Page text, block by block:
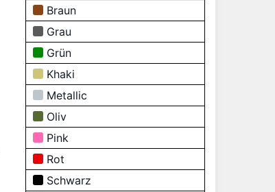
Braun
Grau
Grün
Khaki
Metallic
Oliv
Pink
Rot
Schwarz